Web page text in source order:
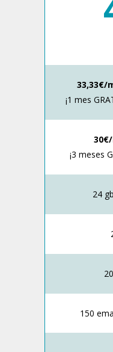
33,33€/
¡1 mes
¡3 meses
24
150